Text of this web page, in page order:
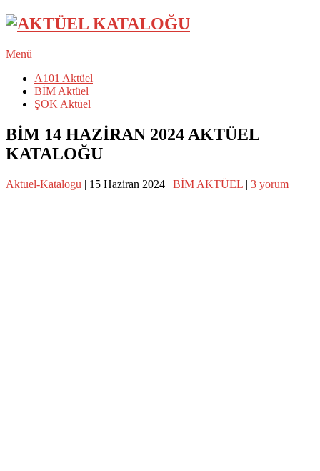
Menü
A101 Aktüel
BİM Aktüel
ŞOK Aktüel
BİM 14 HAZİRAN 2024 AKTÜEL
KATALOĞU
Aktuel-Katalogu | 15 Haziran 2024 | BİM AKTÜEL | 3 yorum